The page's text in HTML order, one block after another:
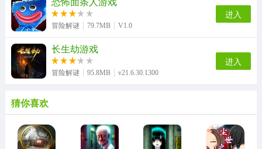
冒险解谜 79.7MB V1.0
进入
长生劫游戏
冒险解谜 95.8MB v21.6.30.1300
进入
猜你喜欢